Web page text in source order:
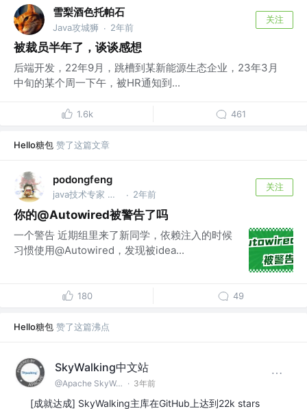
雪梨酒色托帕石
Java攻城狮 · 2年前
关注
被裁员半年了，谈谈感想
后端开发，22年9月，跳槽到某新能源生态企业，23年3月
中旬的某个周一下午，被HR通知到...
1.6k 461
Hello糖包 赞了这篇文章
podongfeng
java技术专家 @久婵物联 · 2年前
关注
你的@Autowired被警告了吗
一个警告 近期组里来了新同学，依赖注入的时候
习惯使用@Autowired，发现被idea...
180 49
Hello糖包 赞了这篇沸点
SkyWalking中文站
@Apache SkyWalking · 3年前
[成就达成] SkyWalking主库在GitHub上达到22k stars